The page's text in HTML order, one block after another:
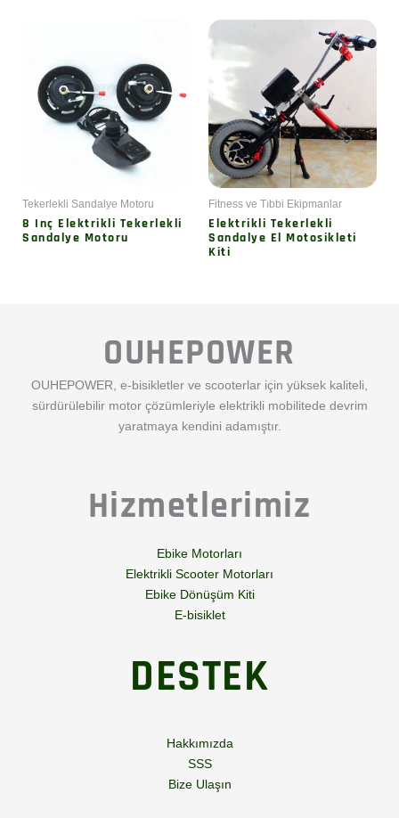
OUHEPOWER
OUHEPOWER, e-bisikletler ve scooterlar için yüksek kaliteli,
sürdürülebilir motor çözümleriyle elektrikli mobilitede devrim
yaratmaya kendini adamıştır.
Hizmetlerimiz
Ebike Motorları
Elektrikli Scooter Motorları
Ebike Dönüşüm Kiti
E-bisiklet
DESTEK
Hakkımızda
SSS
Bize Ulaşın